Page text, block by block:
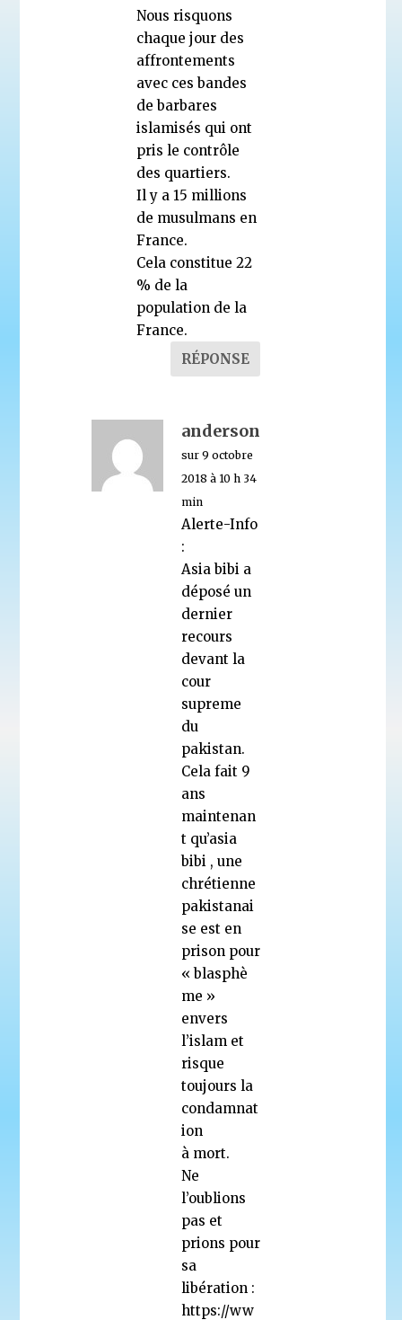
Nous risquons
chaque jour des
affrontements
avec ces bandes
de barbares
islamisés qui ont
pris le contrôle
des quartiers.
Il y a 15 millions
de musulmans en
France.
Cela constitue 22
% de la
population de la
France.
RÉPONSE
anderson
sur 9 octobre
2018 à 10 h 34
min
Alerte-Info
:
Asia bibi a
déposé un
dernier
recours
devant la
cour
supreme
du
pakistan.
Cela fait 9
ans
maintenan
t qu’asia
bibi , une
chrétienne
pakistanai
se est en
prison pour
« blasphè
me »
envers
l’islam et
risque
toujours la
condamnat
ion
à mort.
Ne
l’oublions
pas et
prions pour
sa
libération :
https://ww